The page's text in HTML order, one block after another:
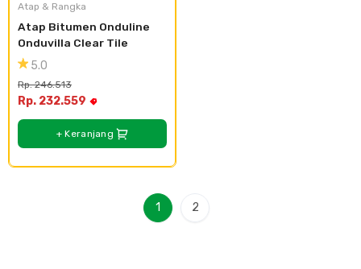
Atap & Rangka
Atap Bitumen Onduline
Onduvilla Clear Tile
5.0
Rp. 246.513
Rp. 232.559
+ Keranjang
1 2